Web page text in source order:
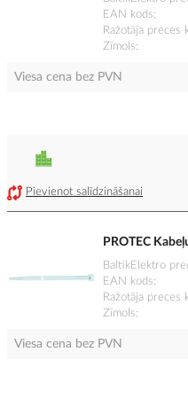
EAN kods
Ražotāja preces
Zīmols
Viesa cena bez PVN
Pievienot salīdzināšanai
PROTEC
BaltikElektro
EAN kods
Ražotāja preces
Zīmols
Viesa cena bez PVN